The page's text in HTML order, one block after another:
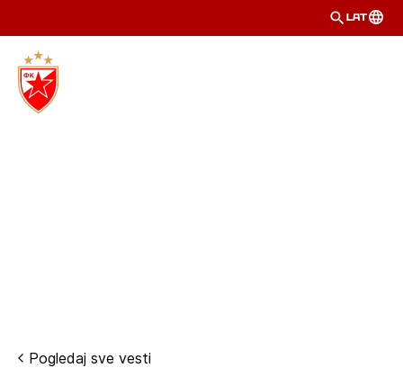
LAT
Pogledaj sve vesti